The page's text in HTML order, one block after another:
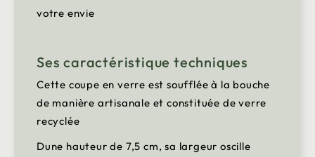
votre envie
Ses caractéristique techniques
Cette coupe en verre est soufflée à la bouche
de manière artisanale et constituée de verre
recyclée
Dune hauteur de 7,5 cm, sa largeur oscille